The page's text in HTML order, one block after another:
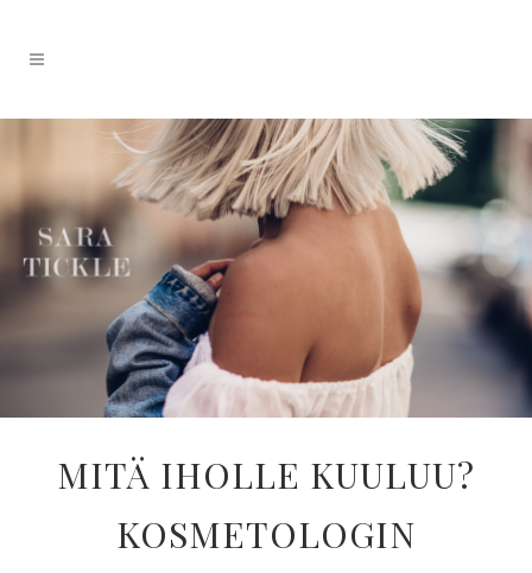
MITÄ IHOLLE KUULUU?
KOSMETOLOGIN